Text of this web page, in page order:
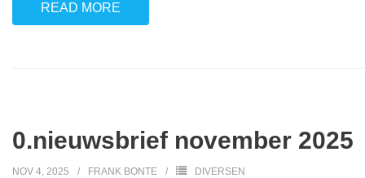
READ MORE
0.nieuwsbrief november 2025
NOV 4, 2025 FRANK BONTE DIVERSEN